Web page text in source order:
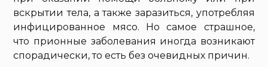
вскрытии тела, а также заразиться, употребляя
инфицированное мясо. Но самое страшное,
что прионные заболевания иногда возникают
спорадически, то есть без очевидных причин.